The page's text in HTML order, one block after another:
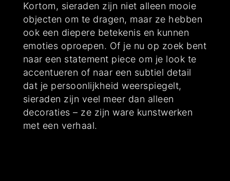
Kortom, sieraden zijn niet alleen mooie
objecten om te dragen, maar ze hebben
ook een diepere betekenis en kunnen
emoties oproepen. Of je nu op zoek bent
naar een statement piece om je look te
accentueren of naar een subtiel detail
dat je persoonlijkheid weerspiegelt,
sieraden zijn veel meer dan alleen
decoraties – ze zijn ware kunstwerken
met een verhaal.